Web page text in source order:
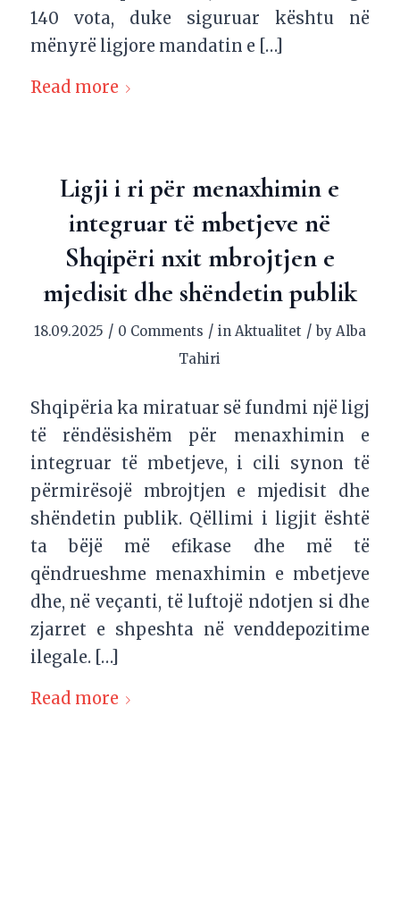
140 vota, duke siguruar kështu në
mënyrë ligjore mandatin e […]
Read more
Ligji i ri për menaxhimin e
integruar të mbetjeve në
Shqipëri nxit mbrojtjen e
mjedisit dhe shëndetin publik
18.09.2025 / 0 Comments / in Aktualitet / by Alba
Tahiri
Shqipëria ka miratuar së fundmi një ligj
të rëndësishëm për menaxhimin e
integruar të mbetjeve, i cili synon të
përmirësojë mbrojtjen e mjedisit dhe
shëndetin publik. Qëllimi i ligjit është
ta bëjë më efikase dhe më të
qëndrueshme menaxhimin e mbetjeve
dhe, në veçanti, të luftojë ndotjen si dhe
zjarret e shpeshta në venddepozitime
ilegale. […]
Read more